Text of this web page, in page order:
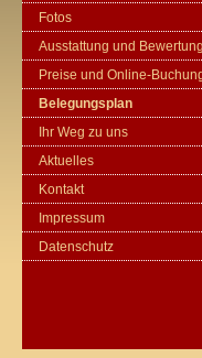
Fotos
Ausstattung und
Preise und Online-
Belegungsplan
Ihr Weg zu uns
Aktuelles
Kontakt
Impressum
Datenschutz